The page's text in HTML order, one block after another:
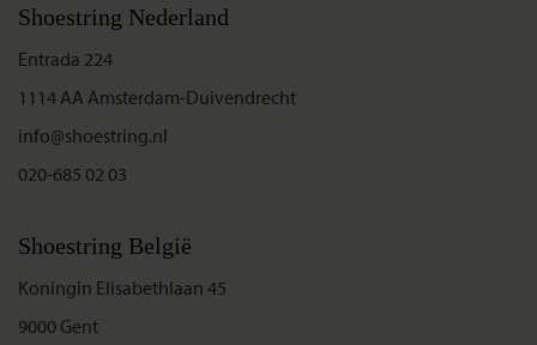
Shoestring Nederland
Entrada 224
1114 AA Amsterdam-Duivendrecht
info@shoestring.nl
020-685 02 03
Shoestring België
Koningin Elisabethlaan 45
9000 Gent